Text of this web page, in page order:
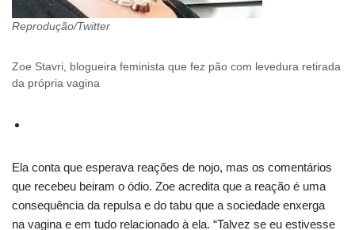
Reprodução/Twitter
Zoe Stavri, blogueira feminista que fez pão com levedura retirada
da própria vagina
Ela conta que esperava reações de nojo, mas os comentários
que recebeu beiram o ódio. Zoe acredita que a reação é uma
consequência da repulsa e do tabu que a sociedade enxerga
na vagina e em tudo relacionado à ela. “Talvez se eu estivesse